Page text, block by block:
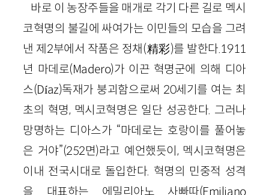
바로 이 농장주들을 매개로 각기 다른 길로 멕시
코혁명의 불길에 싸여가는 이민들의 모습을 그려
낸 제2부에서 작품은 정채(精彩)를 발한다.1911
년 마데로(Madero)가 이끈 혁명군에 의해 디아
스(Díaz)독재가 붕괴함으로써 20세기를 여는 최
초의 혁명, 멕시코혁명은 일단 성공한다. 그러나
망명하는 디아스가 “마데로는 호랑이를 풀어놓
은 거야”(252면)라고 예언했듯이, 멕시코혁명은
이내 전국시대로 돌입한다. 혁명의 민중적 성격
을 대표하는 에밀리아노 사빠따(Emiliano